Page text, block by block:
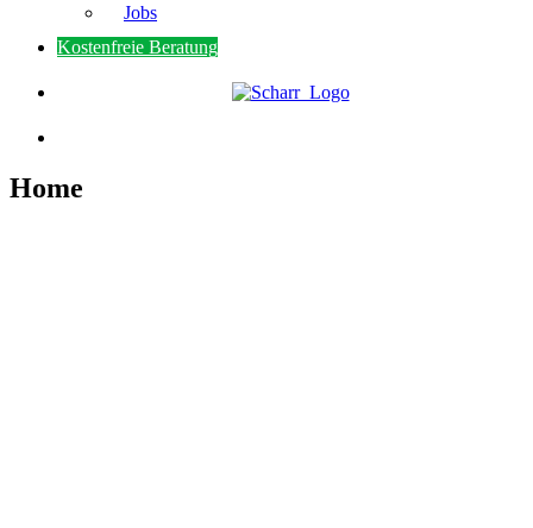
Jobs
Kostenfreie Beratung
Home